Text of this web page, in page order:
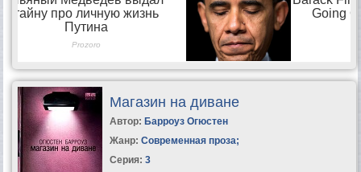
Магазин на диване
Автор: Барроуз Огюстен
Жанр: Современная проза;
Серия: 3